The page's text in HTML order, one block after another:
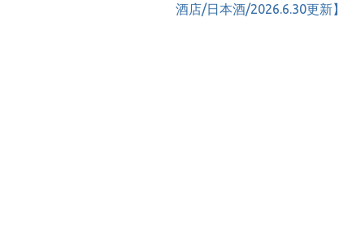
酒店/日本酒/2026.6.30更新】